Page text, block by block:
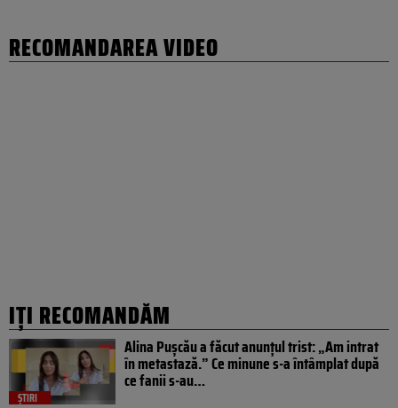
RECOMANDAREA VIDEO
IȚI RECOMANDĂM
ȘTIRI
Alina Pușcău a făcut anunțul trist: „Am intrat
în metastază.” Ce minune s-a întâmplat după
ce fanii s-au…